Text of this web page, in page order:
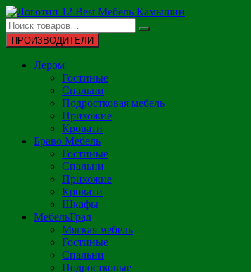
Перейти
к
содержимому
ПРОИЗВОДИТЕЛИ
Лером
Гостиные
Спальни
Подростковая мебель
Прихожие
Кровати
Браво Мебель
Гостиные
Спальни
Прихожие
Кровати
Шкафы
МебельГрад
Мягкая мебель
Гостиные
Спальни
Подростковые